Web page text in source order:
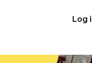
Log